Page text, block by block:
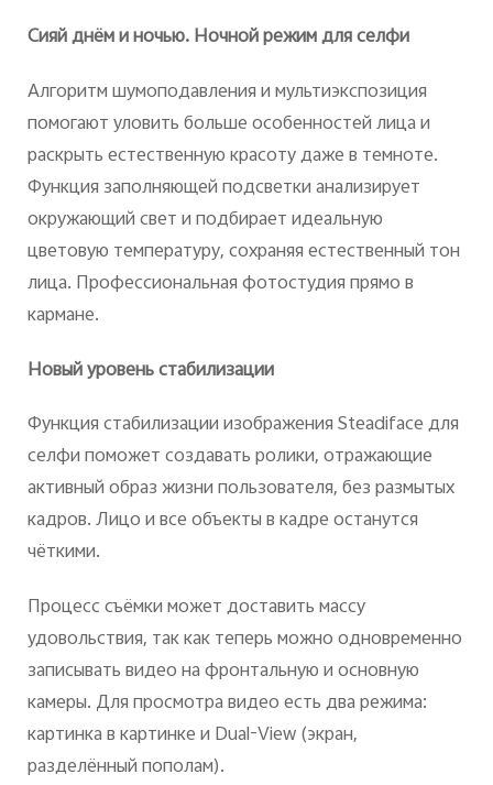
Сияй днём и ночью. Ночной режим для селфи
Алгоритм шумоподавления и мультиэкспозиция
помогают уловить больше особенностей лица и
раскрыть естественную красоту даже в темноте.
Функция заполняющей подсветки анализирует
окружающий свет и подбирает идеальную
цветовую температуру, сохраняя естественный тон
лица. Профессиональная фотостудия прямо в
кармане.
Новый уровень стабилизации
Функция стабилизации изображения Steadiface для
селфи поможет создавать ролики, отражающие
активный образ жизни пользователя, без размытых
кадров. Лицо и все объекты в кадре останутся
чёткими.
Процесс съёмки может доставить массу
удовольствия, так как теперь можно одновременно
записывать видео на фронтальную и основную
камеры. Для просмотра видео есть два режима:
картинка в картинке и Dual-View (экран,
разделённый пополам).